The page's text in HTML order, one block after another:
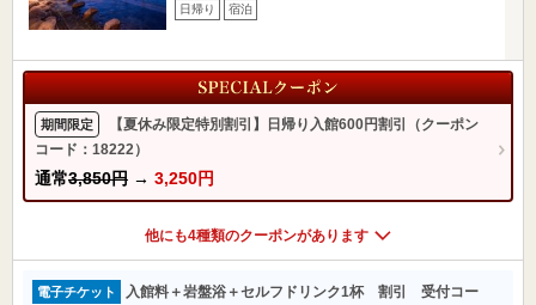
日帰り 宿泊
期間限定
【夏休み限定特別割引】日帰り入館600円割引（クーポン
コード：18222）
通常3,850円 → 3,250円
他にも4種類のクーポンがあります
電子チケット
入館料＋岩盤浴＋セルフドリンク1杯 割引 受付コー